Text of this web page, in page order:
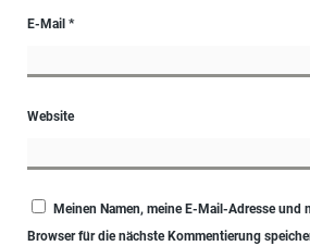
E-Mail *
Website
Meinen Namen, meine E-Mail-Adresse und
Browser für die nächste Kommentierung